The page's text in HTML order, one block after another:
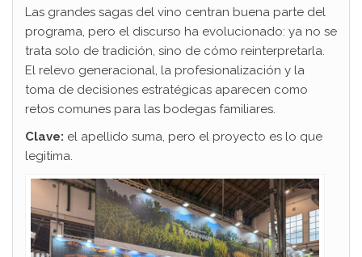
Las grandes sagas del vino centran buena parte del
programa, pero el discurso ha evolucionado: ya no se
trata solo de tradición, sino de cómo reinterpretarla.
El relevo generacional, la profesionalización y la
toma de decisiones estratégicas aparecen como
retos comunes para las bodegas familiares.
Clave: el apellido suma, pero el proyecto es lo que
legitima.